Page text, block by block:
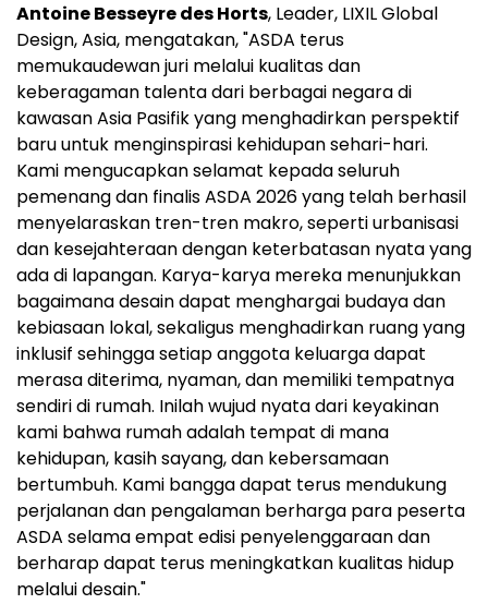
Antoine Besseyre des Horts, Leader, LIXIL Global
Design, Asia, mengatakan, "ASDA terus
memukaudewan juri melalui kualitas dan
keberagaman talenta dari berbagai negara di
kawasan Asia Pasifik yang menghadirkan perspektif
baru untuk menginspirasi kehidupan sehari-hari.
Kami mengucapkan selamat kepada seluruh
pemenang dan finalis ASDA 2026 yang telah berhasil
menyelaraskan tren-tren makro, seperti urbanisasi
dan kesejahteraan dengan keterbatasan nyata yang
ada di lapangan. Karya-karya mereka menunjukkan
bagaimana desain dapat menghargai budaya dan
kebiasaan lokal, sekaligus menghadirkan ruang yang
inklusif sehingga setiap anggota keluarga dapat
merasa diterima, nyaman, dan memiliki tempatnya
sendiri di rumah. Inilah wujud nyata dari keyakinan
kami bahwa rumah adalah tempat di mana
kehidupan, kasih sayang, dan kebersamaan
bertumbuh. Kami bangga dapat terus mendukung
perjalanan dan pengalaman berharga para peserta
ASDA selama empat edisi penyelenggaraan dan
berharap dapat terus meningkatkan kualitas hidup
melalui desain."